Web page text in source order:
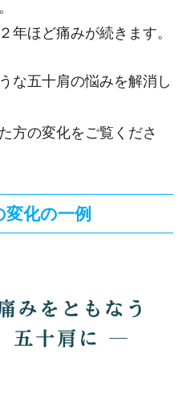
年ほど痛みが続きます。
な五十肩の悩みを解消し
方の変化をご覧くださ
化の一例